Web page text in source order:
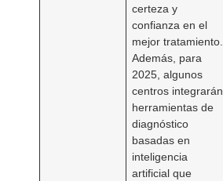
certeza y
confianza en el
mejor tratamiento.
Además, para
2025, algunos
centros integrarán
herramientas de
diagnóstico
basadas en
inteligencia
artificial que